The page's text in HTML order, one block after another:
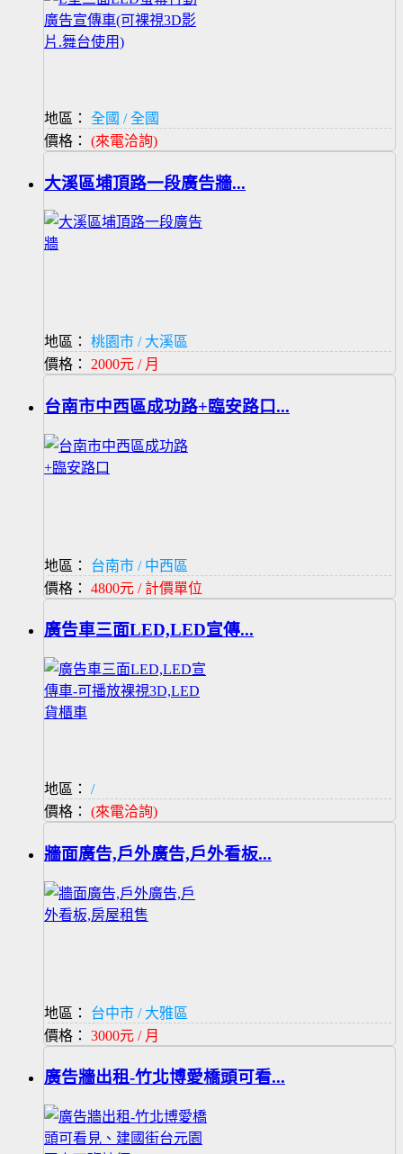
地區：
全國 / 全國
價格： (來電洽詢)
大溪區埔頂路一段廣告牆...
地區：
桃園市 / 大溪區
價格： 2000元 / 月
台南市中西區成功路+臨安路口...
地區：
台南市 / 中西區
價格： 4800元 / 計價單位
廣告車三面LED,LED宣傳...
地區：
/
價格： (來電洽詢)
牆面廣告,戶外廣告,戶外看板...
地區：
台中市 / 大雅區
價格： 3000元 / 月
廣告牆出租-竹北博愛橋頭可看...